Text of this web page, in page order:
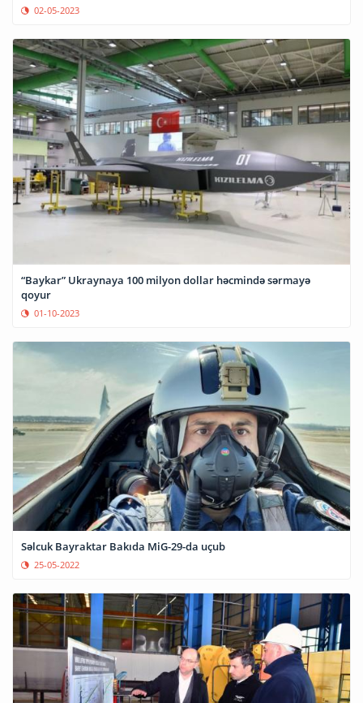
02-05-2023
“Baykar” Ukraynaya 100 milyon dollar həcmində sərmayə
qoyur
01-10-2023
Səlcuk Bayraktar Bakıda MiG-29-da uçub
25-05-2022